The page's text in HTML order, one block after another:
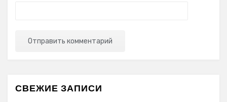
СВЕЖИЕ ЗАПИСИ